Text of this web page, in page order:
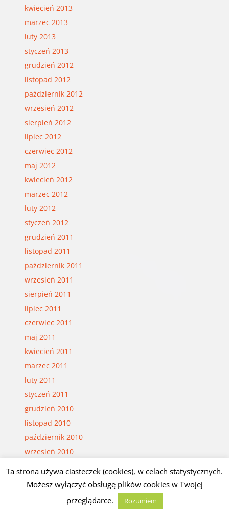
kwiecień 2013
marzec 2013
luty 2013
styczeń 2013
grudzień 2012
listopad 2012
październik 2012
wrzesień 2012
sierpień 2012
lipiec 2012
czerwiec 2012
maj 2012
kwiecień 2012
marzec 2012
luty 2012
styczeń 2012
grudzień 2011
listopad 2011
październik 2011
wrzesień 2011
sierpień 2011
lipiec 2011
czerwiec 2011
maj 2011
kwiecień 2011
marzec 2011
luty 2011
styczeń 2011
grudzień 2010
listopad 2010
październik 2010
wrzesień 2010
lipiec 2010
Ta strona używa ciasteczek (cookies), w celach statystycznych.
Możesz wyłączyć obsługę plików cookies w Twojej
przeglądarce.
Rozumiem